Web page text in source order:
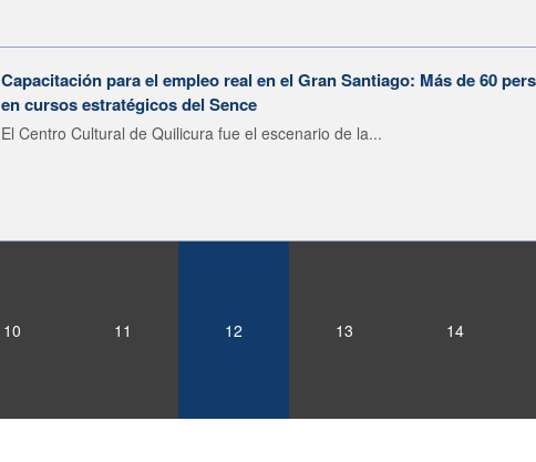
Capacitación para el empleo real en el Gran Santiago: Más de 60
en cursos estratégicos del Sence
El Centro Cultural de Quilicura fue el escenario de la...
10 11 12 13 14